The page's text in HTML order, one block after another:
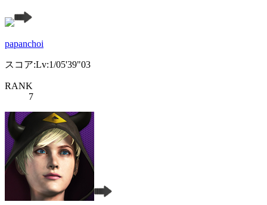
papanchoi
スコア:Lv:1/05'39"03
RANK
7